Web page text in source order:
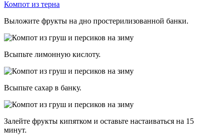
Компот из терна
Выложите фрукты на дно простерилизованной банки.
Всыпьте лимонную кислоту.
Всыпьте сахар в банку.
Залейте фрукты кипятком и оставьте настаиваться на 15
минут.